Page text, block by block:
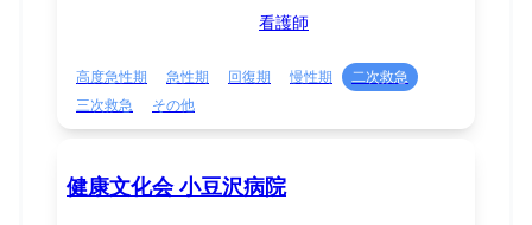
看護師
高度急性期 急性期 回復期 慢性期
二次救急
三次救急
その他
健康文化会 小豆沢病院